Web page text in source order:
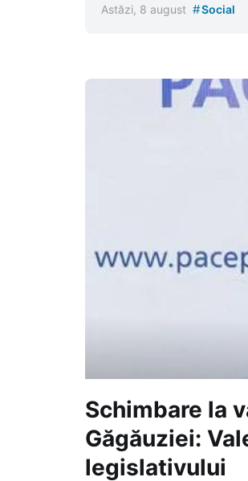
Astăzi, 8 august #Social
Schimbare la
Găgăuziei:
legislativului